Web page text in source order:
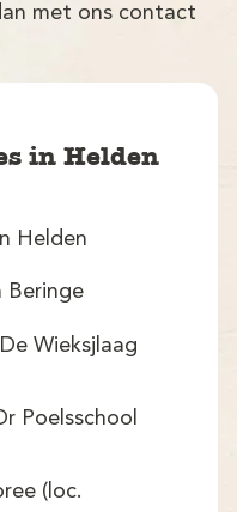
Aanmelden
met ons contact
in Helden
Helden
Beringe
Wieksjlaag
Poelsschool
(loc.